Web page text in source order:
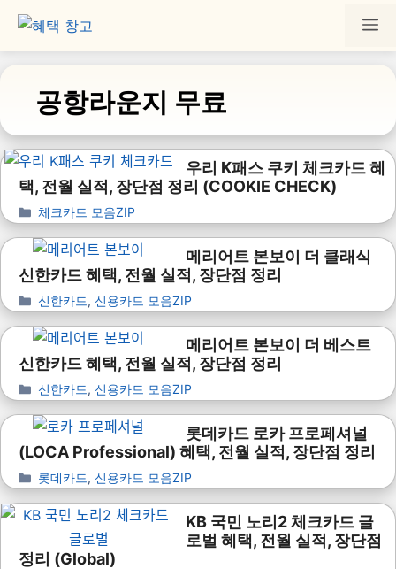
공항라운지 무료
우리 K패스 쿠키 체크카드 혜
택, 전월 실적, 장단점 정리 (COOKIE CHECK)
체크카드 모음ZIP
메리어트 본보이 더 클래식
신한카드 혜택, 전월 실적, 장단점 정리
신한카드, 신용카드 모음ZIP
메리어트 본보이 더 베스트
신한카드 혜택, 전월 실적, 장단점 정리
신한카드, 신용카드 모음ZIP
롯데카드 로카 프로페셔널
(LOCA Professional) 혜택, 전월 실적, 장단점 정리
롯데카드, 신용카드 모음ZIP
KB 국민 노리2 체크카드 글
로벌 혜택, 전월 실적, 장단점
정리 (Global)